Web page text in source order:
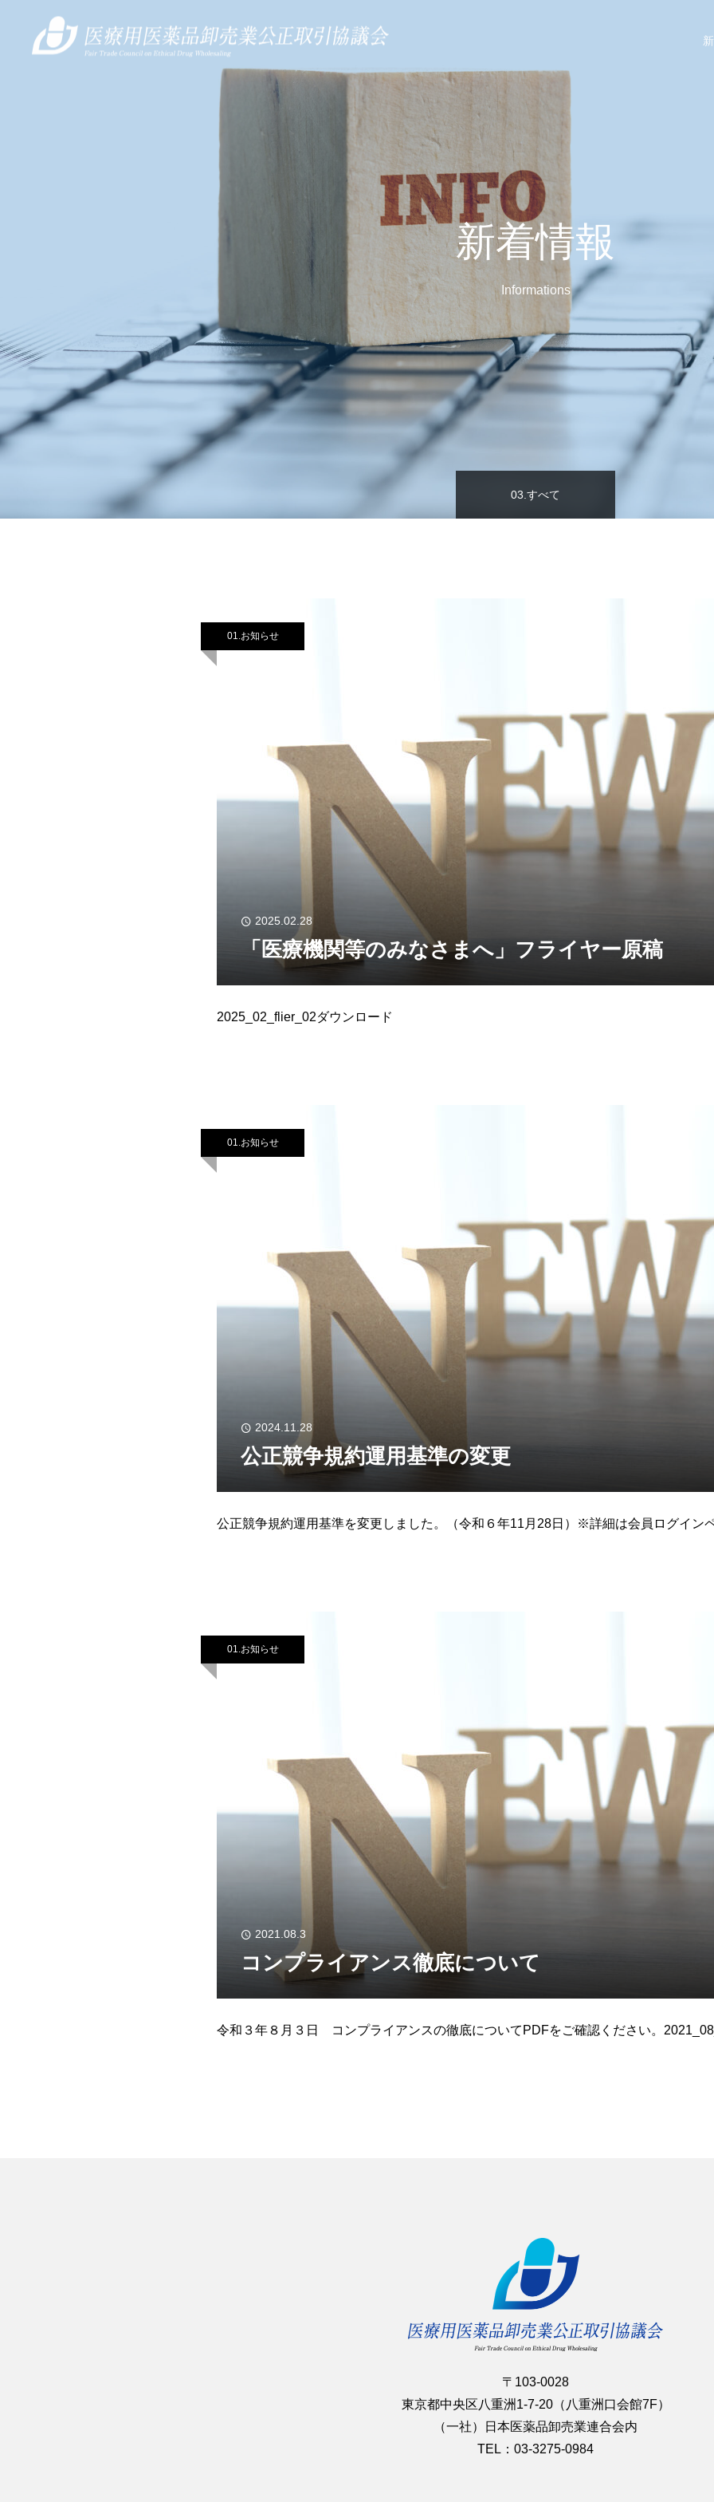
新着情報
Informations
: Undefined array key "archive_blog_tab_bg_color" in
03.すべて
01.お知らせ
2025.02.28
「医療機関等のみなさまへ」フライヤー原稿​
2025_02_flier_02ダウンロード
01.お知らせ
2024.11.28
公正競争規約運用基準の変更
公正競争規約運用基準を変更しました。（令和６年11月28日）※詳細は会員ログイン
01.お知らせ
2021.08.3
コンプライアンス徹底について
令和３年８月３日 コンプライアンスの徹底についてPDFをご確認ください。
〒103-0028
東京都中央区八重洲1-7-20（八重洲口会館7F）
（一社）日本医薬品卸売業連合会内
TEL：03-3275-0984